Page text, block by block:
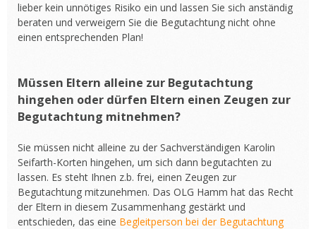
lieber kein unnötiges Risiko ein und lassen Sie sich anständig
beraten und verweigern Sie die Begutachtung nicht ohne
einen entsprechenden Plan!
Müssen Eltern alleine zur Begutachtung
hingehen oder dürfen Eltern einen Zeugen zur
Begutachtung mitnehmen?
Sie müssen nicht alleine zu der Sachverständigen Karolin
Seifarth-Korten hingehen, um sich dann begutachten zu
lassen. Es steht Ihnen z.b. frei, einen Zeugen zur
Begutachtung mitzunehmen. Das OLG Hamm hat das Recht
der Eltern in diesem Zusammenhang gestärkt und
entschieden, das eine Begleitperson bei der Begutachtung